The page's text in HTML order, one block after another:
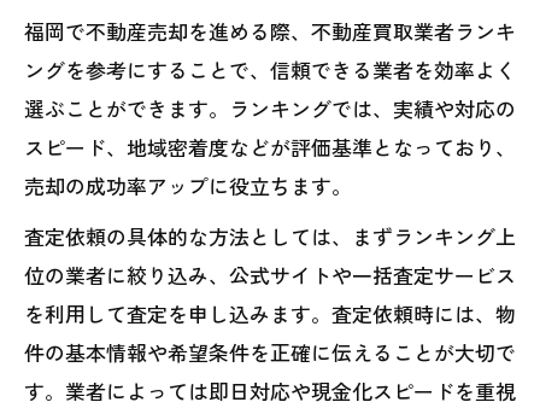
福岡で不動産売却を進める際、不動産買取業者ランキ
ングを参考にすることで、信頼できる業者を効率よく
選ぶことができます。ランキングでは、実績や対応の
スピード、地域密着度などが評価基準となっており、
売却の成功率アップに役立ちます。
査定依頼の具体的な方法としては、まずランキング上
位の業者に絞り込み、公式サイトや一括査定サービス
を利用して査定を申し込みます。査定依頼時には、物
件の基本情報や希望条件を正確に伝えることが大切で
す。業者によっては即日対応や現金化スピードを重視